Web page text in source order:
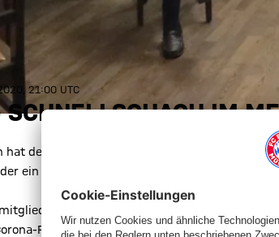
21:00 UTC
IM
den Spielbetrieb im MEHLFELDs wieder
ein Schnellturnier statt. Damit ist ein erster
eingeladen waren, diente auch als
Pandemie diktierten